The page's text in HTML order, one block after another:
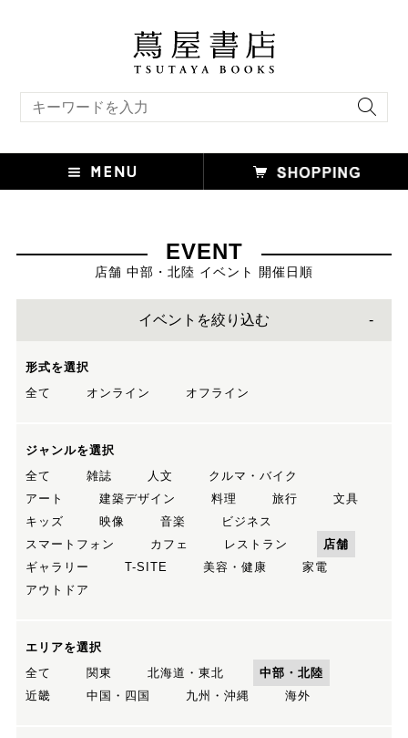
EVENT
店舗 中部・北陸 イベント 開催日順
イベントを絞り込む
形式を選択
全て
オンライン オフライン
ジャンルを選択
全て
雑誌 人文
クルマ・バイク
アート
建築デザイン 料理 旅行
文具
キッズ
映像 音楽
ビジネス
スマートフォン
カフェ レストラン
店舗
ギャラリー
T-SITE 美容・健康
家電
アウトドア
エリアを選択
全て
関東 北海道・東北
中部・北陸
近畿
中国・四国 九州・沖縄 海外